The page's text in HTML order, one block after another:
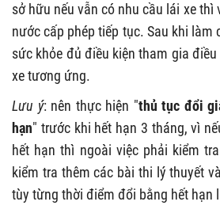
sở hữu nếu vẫn có nhu cầu lái xe thì
nước cấp phép tiếp tục. Sau khi làm
sức khỏe đủ điều kiện tham gia
xe tương ứng.
Lưu ý: nên thực hiện "thủ tục đổi
hạn" trước khi hết hạn 3 tháng, vì
hết hạn thì ngoài việc phải kiểm
kiểm tra thêm các bài thi lý thuyết
tùy từng thời điểm đổi bằng hết hạn